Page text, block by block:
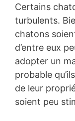
Certains
turbulents.
chatons
d’entre eux
adopter un
probable
de leur
soient peu